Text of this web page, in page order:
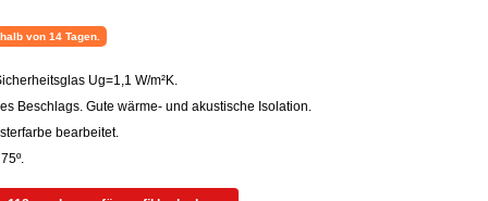
von 14 Tagen.
Ug=1,1 W/m²K.
Beschlags. Gute wärme- und akustische Isolation.
bearbeitet.